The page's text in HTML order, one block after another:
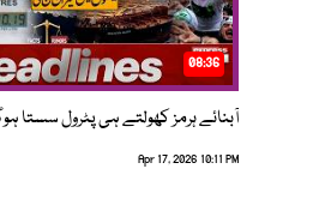
08:36
آبنائے ہرمز کھولتے ہی پٹرول سستا
Apr 17, 2026 10:11 PM